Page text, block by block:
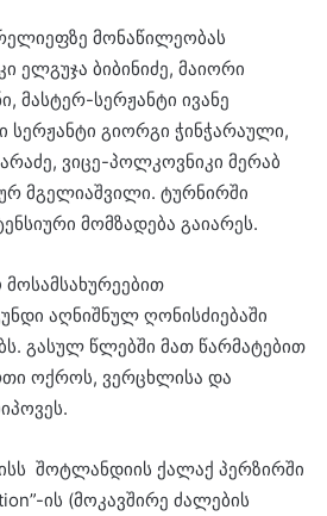
მონაწილეობას
ელგუჯა ბიბინიძე, მაიორი
მასტერ-სერჟანტი ივანე
სერჟანტი გიორგი ჭინჭარაული,
ვიცე-პოლკოვნიკი მერაბ
მგელიაშვილი. ტურნირში
მომზადება გაიარეს.
აღნიშნულ ღონისძიებაში
გასულ წლებში მათ წარმატებით
ოქროს, ვერცხლისა და
შოტლანდიის ქალაქ პერზირში
ის (მოკავშირე ძალების